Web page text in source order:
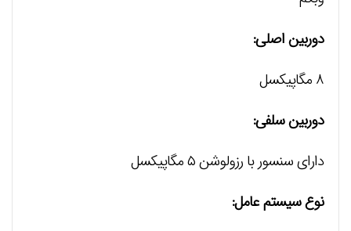
دوربین اصلی:
۸ مگاپیکسل
دوربین سلفی:
دارای سنسور با رزولوشن ۵ مگاپیکسل
نوع سیستم عامل: